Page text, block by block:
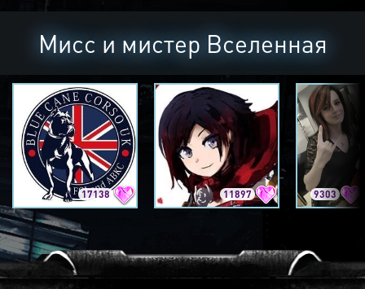
Мисс и мистер Вселенная
17138 11897 9303